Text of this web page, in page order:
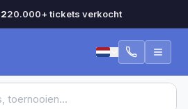
20.000+ tickets verkocht